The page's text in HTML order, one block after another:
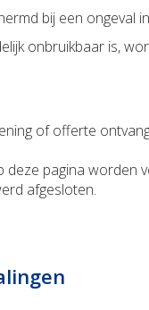
bij een ongeval
onbruikbaar is,
of offerte
deze pagina worden
afgesloten.